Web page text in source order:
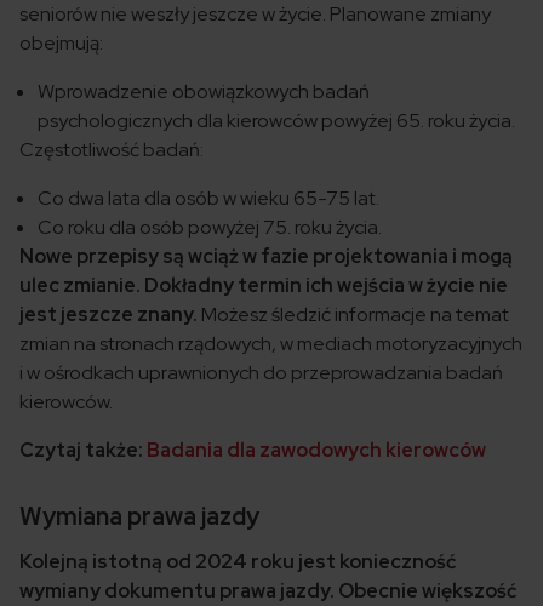
seniorów nie weszły jeszcze w życie. Planowane zmiany
obejmują:
Wprowadzenie obowiązkowych badań
psychologicznych dla kierowców powyżej 65. roku życia.
Częstotliwość badań:
Co dwa lata dla osób w wieku 65-75 lat.
Co roku dla osób powyżej 75. roku życia.
Nowe przepisy są wciąż w fazie projektowania i mogą
ulec zmianie. Dokładny termin ich wejścia w życie nie
jest jeszcze znany. Możesz śledzić informacje na temat
zmian na stronach rządowych, w mediach motoryzacyjnych
i w ośrodkach uprawnionych do przeprowadzania badań
kierowców.
Czytaj także: Badania dla zawodowych kierowców
Wymiana prawa jazdy
Kolejną istotną od 2024 roku jest konieczność
wymiany dokumentu prawa jazdy. Obecnie większość